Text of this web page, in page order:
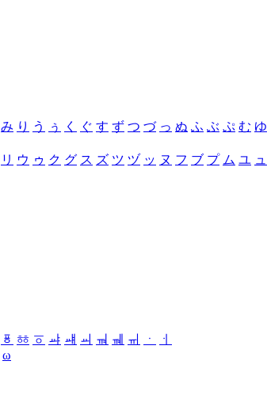
み り う ぅ く ぐ す ず つ づ っ ぬ ふ ぶ ぷ む ゆ
リ ウ ゥ ク グ ス ズ ツ ヅ ッ ヌ フ ブ プ ム ユ ュ
ㆄ ㆅ ㆆ ㆇ ㆈ ㆉ ㆊ ㆋ ㆌ ㆍ
ㆎ
ω